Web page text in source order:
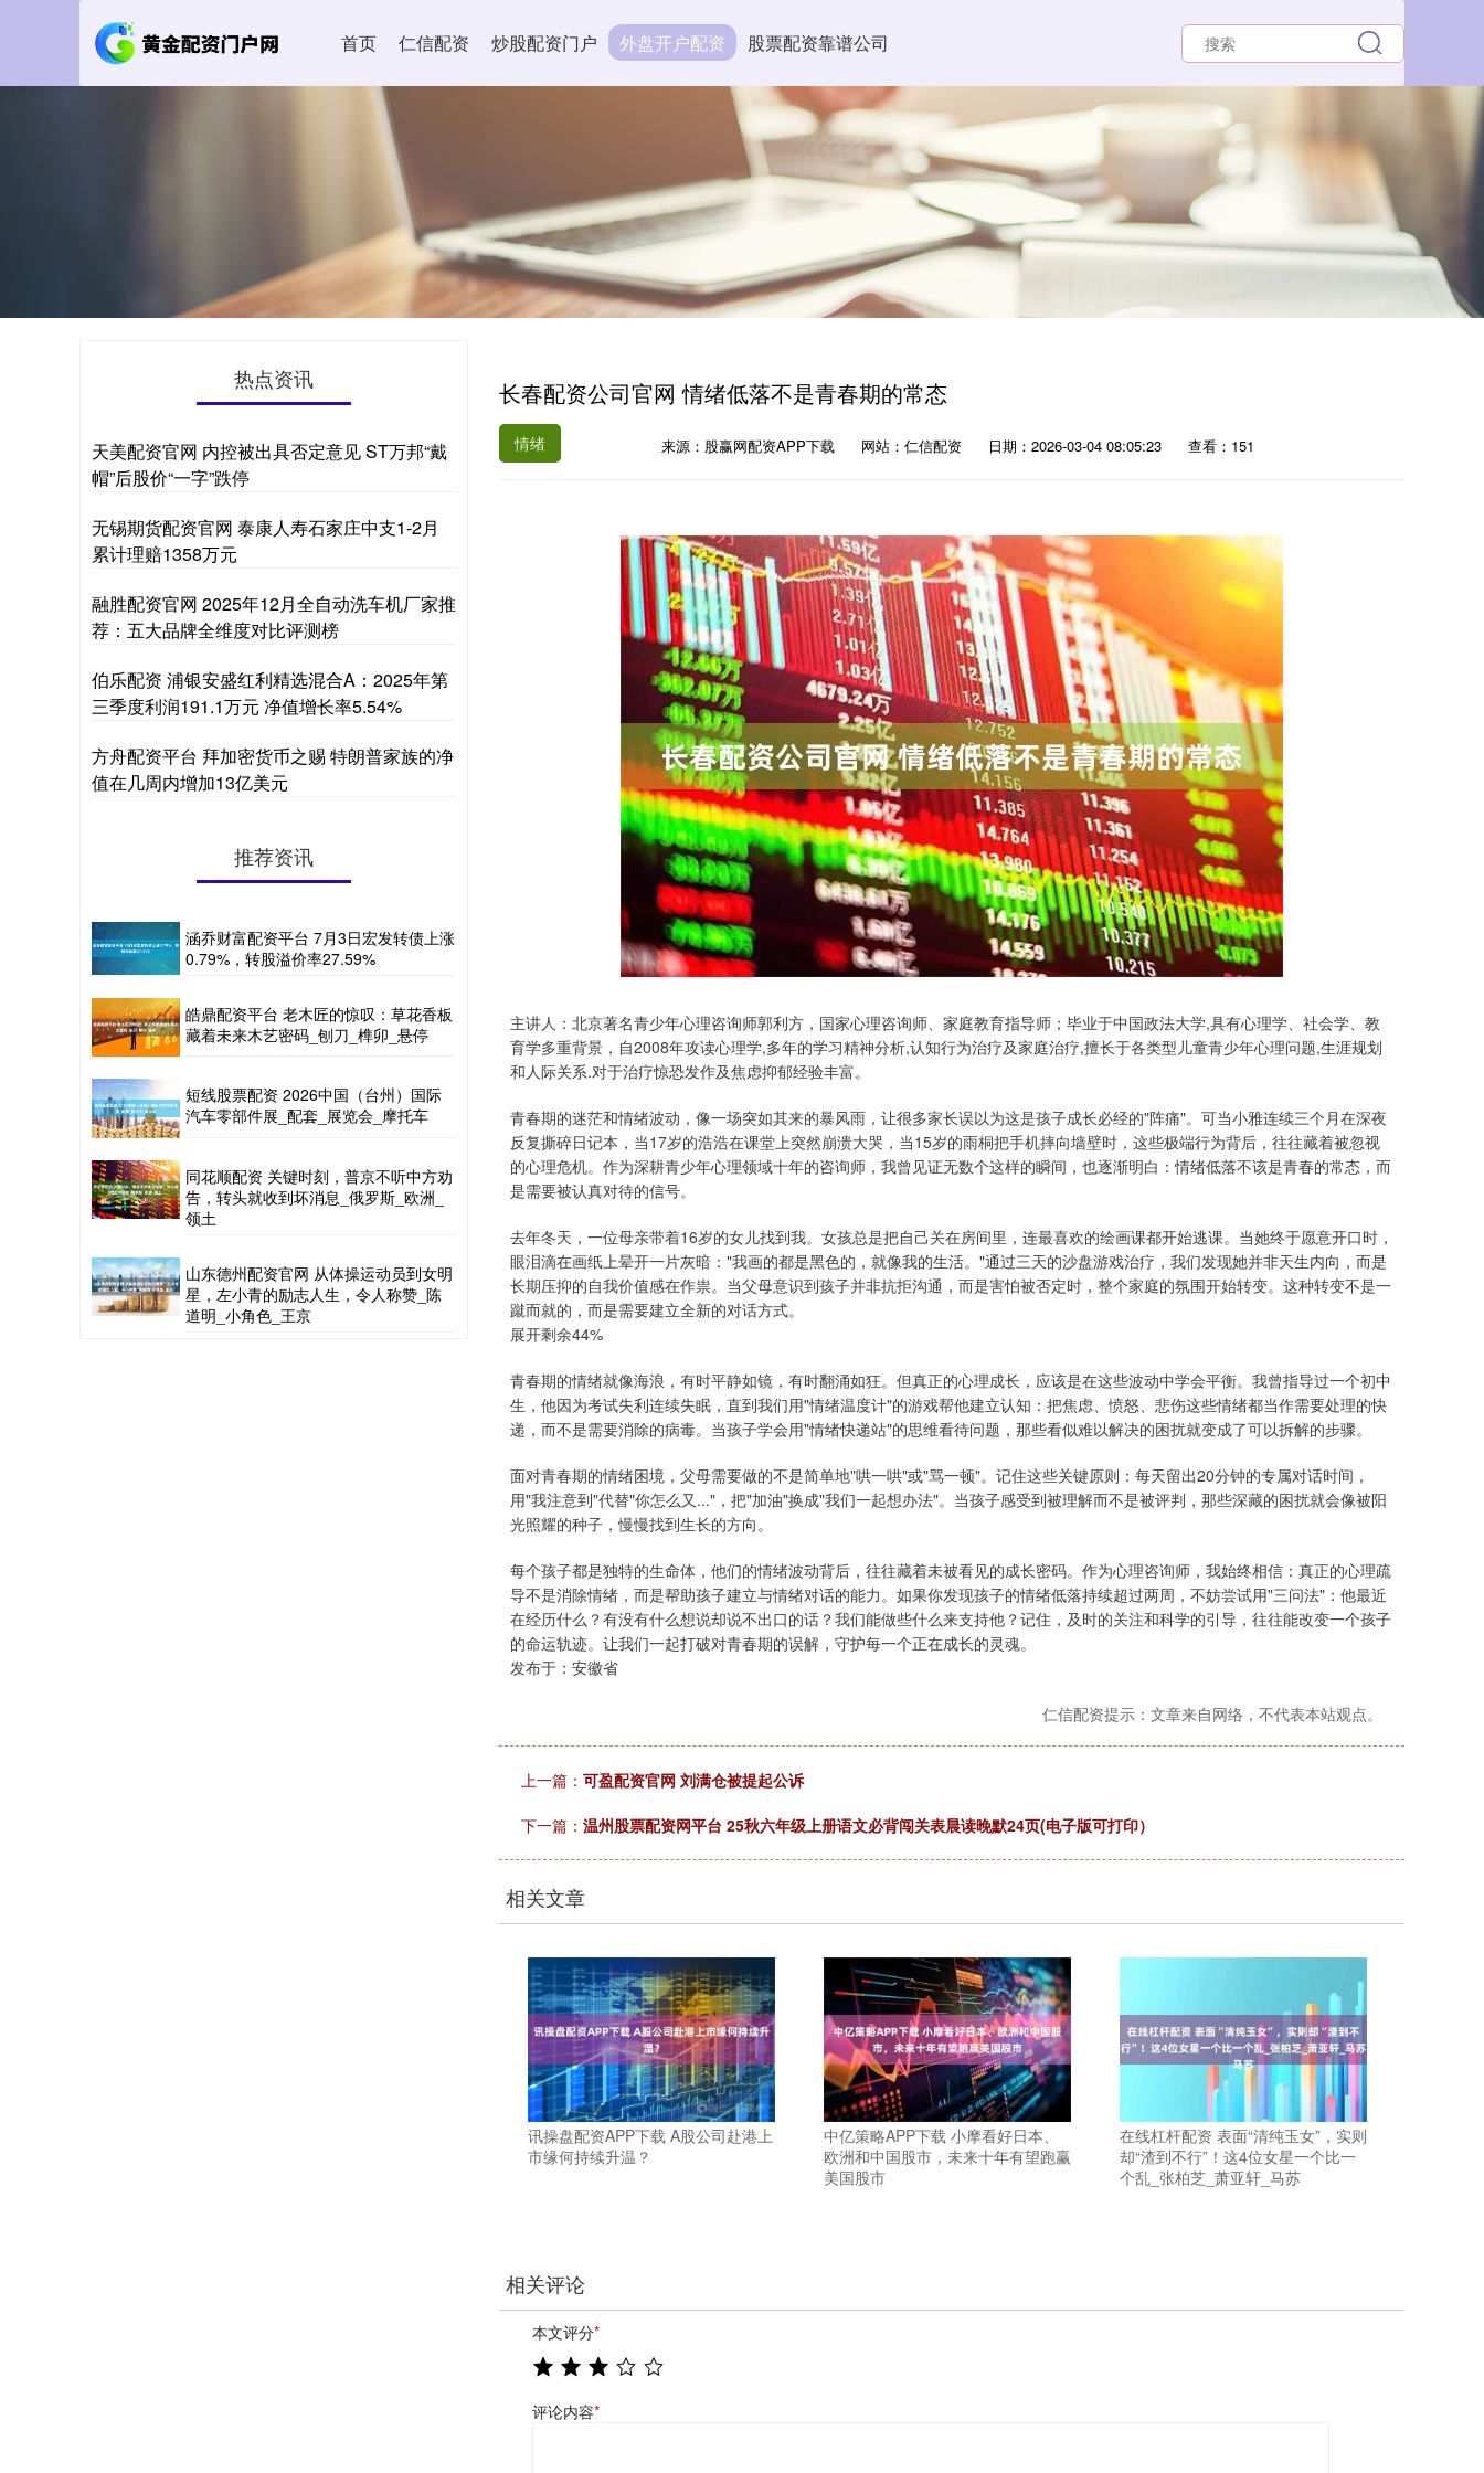
首页 仁信配资 炒股配资门户 外盘开户配资 股票配资靠谱公司
长春配资公司官网 情绪低落不是青春期的常态
情绪 来源：股赢网配资APP下载 网站：仁信配资 日期：2026-03-04 08:05:23 查看：151
主讲人：北京著名青少年心理咨询师郭利方，国家心理咨询师、家庭教育指导师；毕业于中国政法大学,具有心理学、社会学、教
育学多重背景，自2008年攻读心理学,多年的学习精神分析,认知行为治疗及家庭治疗,擅长于各类型儿童青少年心理问题,生涯规划
和人际关系.对于治疗惊恐发作及焦虑抑郁经验丰富。
青春期的迷茫和情绪波动，像一场突如其来的暴风雨，让很多家长误以为这是孩子成长必经的"阵痛"。可当小雅连续三个月在深夜
反复撕碎日记本，当17岁的浩浩在课堂上突然崩溃大哭，当15岁的雨桐把手机摔向墙壁时，这些极端行为背后，往往藏着被忽视
的心理危机。作为深耕青少年心理领域十年的咨询师，我曾见证无数个这样的瞬间，也逐渐明白：情绪低落不该是青春的常态，而
是需要被认真对待的信号。
去年冬天，一位母亲带着16岁的女儿找到我。女孩总是把自己关在房间里，连最喜欢的绘画课都开始逃课。当她终于愿意开口时，
眼泪滴在画纸上晕开一片灰暗："我画的都是黑色的，就像我的生活。"通过三天的沙盘游戏治疗，我们发现她并非天生内向，而是
长期压抑的自我价值感在作祟。当父母意识到孩子并非抗拒沟通，而是害怕被否定时，整个家庭的氛围开始转变。这种转变不是一
蹴而就的，而是需要建立全新的对话方式。
展开剩余44%
青春期的情绪就像海浪，有时平静如镜，有时翻涌如狂。但真正的心理成长，应该是在这些波动中学会平衡。我曾指导过一个初中
生，他因为考试失利连续失眠，直到我们用"情绪温度计"的游戏帮他建立认知：把焦虑、愤怒、悲伤这些情绪都当作需要处理的快
递，而不是需要消除的病毒。当孩子学会用"情绪快递站"的思维看待问题，那些看似难以解决的困扰就变成了可以拆解的步骤。
面对青春期的情绪困境，父母需要做的不是简单地"哄一哄"或"骂一顿"。记住这些关键原则：每天留出20分钟的专属对话时间，
用"我注意到"代替"你怎么又..."，把"加油"换成"我们一起想办法"。当孩子感受到被理解而不是被评判，那些深藏的困扰就会像被阳
光照耀的种子，慢慢找到生长的方向。
每个孩子都是独特的生命体，他们的情绪波动背后，往往藏着未被看见的成长密码。作为心理咨询师，我始终相信：真正的心理疏
导不是消除情绪，而是帮助孩子建立与情绪对话的能力。如果你发现孩子的情绪低落持续超过两周，不妨尝试用"三问法"：他最近
在经历什么？有没有什么想说却说不出口的话？我们能做些什么来支持他？记住，及时的关注和科学的引导，往往能改变一个孩子
的命运轨迹。让我们一起打破对青春期的误解，守护每一个正在成长的灵魂。
发布于：安徽省
仁信配资提示：文章来自网络，不代表本站观点。
上一篇： 可盈配资官网 刘满仓被提起公诉
下一篇： 温州股票配资网平台 25秋六年级上册语文必背闯关表晨读晚默24页(电子版可打印）
相关文章
讯操盘配资APP下载 A股公司赴港上
市缘何持续升温？
中亿策略APP下载 小摩看好日本、
欧洲和中国股市，未来十年有望跑赢
美国股市
在线杠杆配资 表面“清纯玉女”，实则
却“渣到不行”！这4位女星一个比一
个乱_张柏芝_萧亚轩_马苏
相关评论
本文评分*
评论内容*
热点资讯
天美配资官网 内控被出具否定意见 ST万邦“戴
帽”后股价“一字”跌停
无锡期货配资官网 泰康人寿石家庄中支1-2月
累计理赔1358万元
融胜配资官网 2025年12月全自动洗车机厂家推
荐：五大品牌全维度对比评测榜
伯乐配资 浦银安盛红利精选混合A：2025年第
三季度利润191.1万元 净值增长率5.54%
方舟配资平台 拜加密货币之赐 特朗普家族的净
值在几周内增加13亿美元
推荐资讯
涵乔财富配资平台 7月3日宏发转债上涨
0.79%，转股溢价率27.59%
皓鼎配资平台 老木匠的惊叹：草花香板
藏着未来木艺密码_刨刀_榫卯_悬停
短线股票配资 2026中国（台州）国际
汽车零部件展_配套_展览会_摩托车
同花顺配资 关键时刻，普京不听中方劝
告，转头就收到坏消息_俄罗斯_欧洲_
领土
山东德州配资官网 从体操运动员到女明
星，左小青的励志人生，令人称赞_陈
道明_小角色_王京